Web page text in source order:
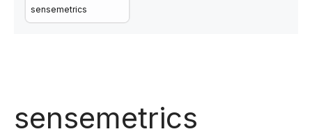
sensemetrics
sensemetrics